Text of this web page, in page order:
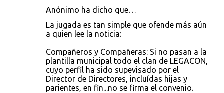
Anónimo ha dicho que…
La jugada es tan simple que ofende más aún
a quien lee la noticia:
Compañeros y Compañeras: Si no pasan a la
plantilla municipal todo el clan de LEGACON,
cuyo perfil ha sido supevisado por el
Director de Directores, incluídas hijas y
parientes, en fin...no se firma el convenio.